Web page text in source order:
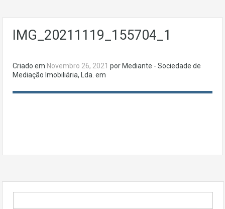
IMG_20211119_155704_1
Criado em Novembro 26, 2021 por Mediante - Sociedade de
Mediação Imobiliária, Lda. em